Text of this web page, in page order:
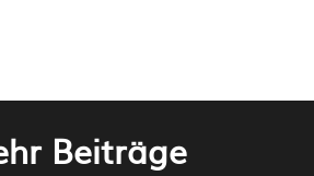
Beiträge